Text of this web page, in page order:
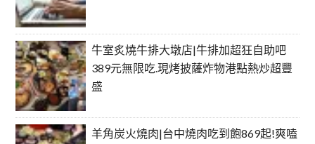
牛室炙燒牛排大墩店|牛排加超狂自助吧
389元無限吃.現烤披薩炸物港點熱炒超豐
盛
羊角炭火燒肉|台中燒肉吃到飽869起!爽嗑